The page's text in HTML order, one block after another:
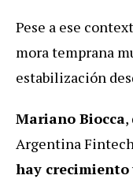
Pese a ese
mora temprana
estabilización
Mariano Biocca,
Argentina
hay crecimiento